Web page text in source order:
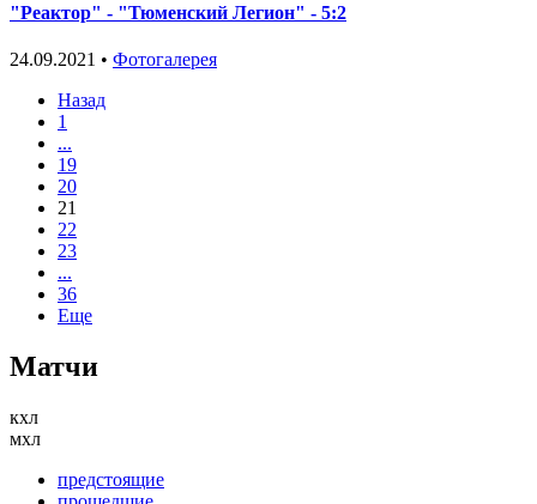
"Реактор" - "Тюменский Легион" - 5:2
24.09.2021 • Фотогалерея
Назад
1
...
19
20
21
22
23
...
36
Еще
Матчи
кхл
мхл
предстоящие